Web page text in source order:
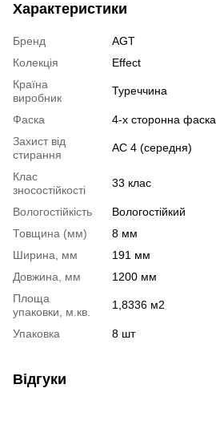
Характеристики
Бренд
AGT
Колекція
Effect
Країна
виробник
Туреччина
Фаска
4-х сторонна фаска
Захист від
стирання
АС 4 (середня)
Клас
зносостійкості
33 клас
Вологостійкість
Вологостійкий
Товщина (мм)
8 мм
Ширина, мм
191 мм
Довжина, мм
1200 мм
Площа
упаковки, м.кв.
1,8336 м2
Упаковка 8 шт
Відгуки